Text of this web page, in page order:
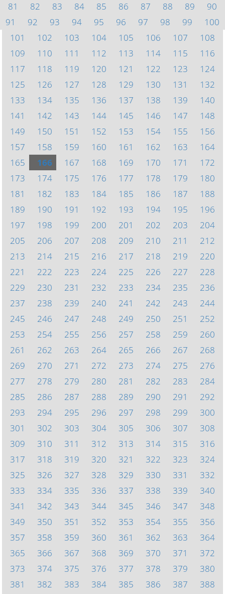
81
82 83 84 85 86 87 88 89
90
91
92 93 94 95 96 97 98 99
100
101
102 103 104 105 106 107
108
109
110 111 112 113 114 115
116
117
118 119 120 121 122 123
124
125
126 127 128 129 130 131
132
133
134 135 136 137 138 139
140
141
142 143 144 145 146 147
148
149
150 151 152 153 154 155
156
157
158 159 160 161 162 163
164
165
166 167 168 169 170 171
172
173
174 175 176 177 178 179
180
181
182 183 184 185 186 187
188
189
190 191 192 193 194 195
196
197
198 199 200 201 202 203
204
205
206 207 208 209 210 211
212
213
214 215 216 217 218 219
220
221
222 223 224 225 226 227
228
229
230 231 232 233 234 235
236
237
238 239 240 241 242 243
244
245
246 247 248 249 250 251
252
253
254 255 256 257 258 259
260
261
262 263 264 265 266 267
268
269
270 271 272 273 274 275
276
277
278 279 280 281 282 283
284
285
286 287 288 289 290 291
292
293
294 295 296 297 298 299
300
301
302 303 304 305 306 307
308
309
310 311 312 313 314 315
316
317
318 319 320 321 322 323
324
325
326 327 328 329 330 331
332
333
334 335 336 337 338 339
340
341
342 343 344 345 346 347
348
349
350 351 352 353 354 355
356
357
358 359 360 361 362 363
364
365
366 367 368 369 370 371
372
373
374 375 376 377 378 379
380
381
382 383 384 385 386 387 388